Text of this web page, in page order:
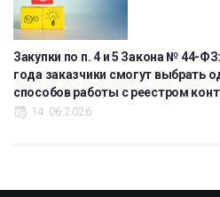
Закупки по п. 4 и 5 Закона № 44-
года заказчики смогут выбрать
способов работы с реестром
14.06.2026